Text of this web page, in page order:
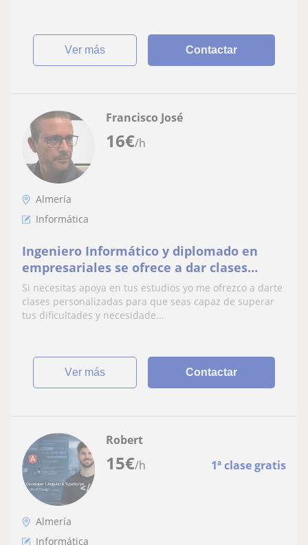
ver más Contactar
16€/h
Francisco José
Almería
Informática
Ingeniero Informático y diplomado en
empresariales se ofrece a dar clases
particulares tanto de informática como
de matemáticas, contabilidad.
Si necesitas apoya en tus estudios yo me ofrezco a darte
clases personalizadas para que seas capaz de superar
tus dificultades y necesidade...
ver más Contactar
15€/h 1ª clase gratis
Robert
Almería
Informática